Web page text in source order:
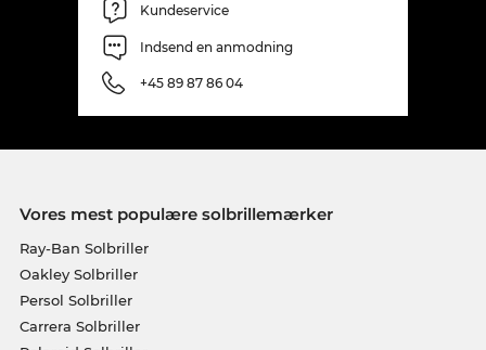
Kundeservice
Indsend en anmodning
+45 89 87 86 04
Vores mest populære solbrillemærker
Ray-Ban Solbriller
Oakley Solbriller
Persol Solbriller
Carrera Solbriller